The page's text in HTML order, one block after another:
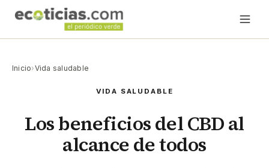
Inicio›Vida saludable
VIDA SALUDABLE
Los beneficios del CBD al
alcance de todos